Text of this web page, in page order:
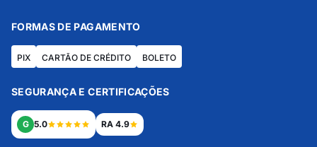
FORMAS DE PAGAMENTO
PIX CARTÃO DE CRÉDITO BOLETO
SEGURANÇA E CERTIFICAÇÕES
G 5.0 RA 4.9